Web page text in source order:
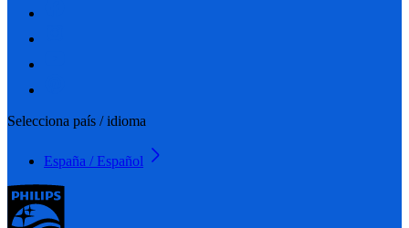
Selecciona país / idioma
España / Español